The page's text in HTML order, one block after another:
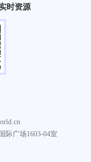
时资源
际广场1603-04室